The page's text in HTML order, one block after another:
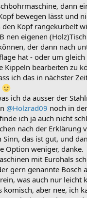
dann
bewegen lässt und
den Kopf rangekurbelt
nen eigenen
der dann nach
hat - oder um
Kippeln bearbeiten zu
ich das in nächster
ich da ausser der
@Holzrad09 noch in
ich ja auch nicht
nach der Erklärung
das ist gut, und
Option weniger, danke.
mit Eurohals
gern genannte Bosch
was auch nur leicht
komisch, aber nee, ich